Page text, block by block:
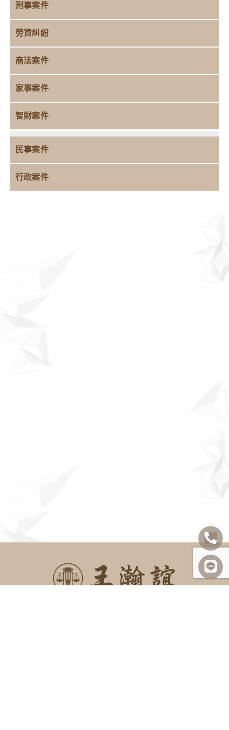
刑事案件
勞資糾紛
商法案件
家事案件
智財案件
民事案件
行政案件